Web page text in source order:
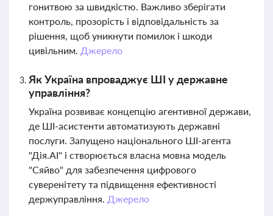
гонитвою за швидкістю. Важливо зберігати
контроль, прозорість і відповідальність за
рішення, щоб уникнути помилок і шкоди
цивільним. Джерело
Як Україна впроваджує ШІ у державне
управління?
Україна розвиває концепцію агентивної держави,
де ШІ-асистенти автоматизують державні
послуги. Запущено національного ШІ-агента
"Дія.AI" і створюється власна мовна модель
"Сяйво" для забезпечення цифрового
суверенітету та підвищення ефективності
держуправління. Джерело